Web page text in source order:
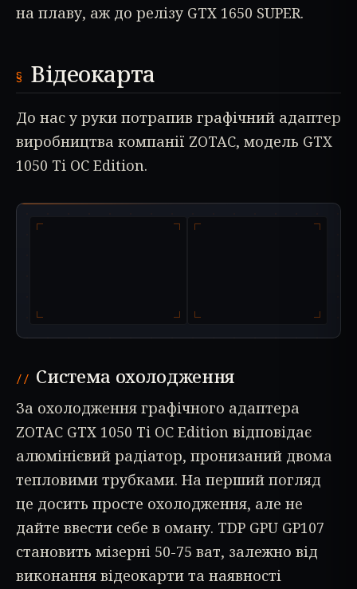
на плаву, аж до релізу GTX 1650 SUPER.
Відеокарта
До нас у руки потрапив графічний адаптер
виробництва компанії ZOTAC, модель GTX
1050 Ti OC Edition.
Система охолодження
За охолодження графічного адаптера
ZOTAC GTX 1050 Ti OC Edition відповідає
алюмінієвий радіатор, пронизаний двома
тепловими трубками. На перший погляд
це досить просте охолодження, але не
дайте ввести себе в оману. TDP GPU GP107
становить мізерні 50-75 ват, залежно від
виконання відеокарти та наявності